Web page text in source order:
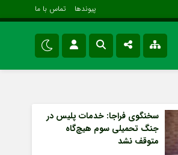
پیوندها تماس با ما
سروش
سیاسی
فرهنگی و هنری
سخنگوی فراجا: خدمات پلیس در
جنگ تحمیلی سوم هیچ‌گاه
متوقف نشد